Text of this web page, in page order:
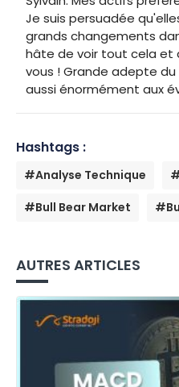
Je suis persuadée
grands changements
hâte de voir tout cela et
vous ! Grande adepte
aussi énormément aux
Hashtags :
#Analyse Technique
#Bull Bear Market
AUTRES ARTICLES